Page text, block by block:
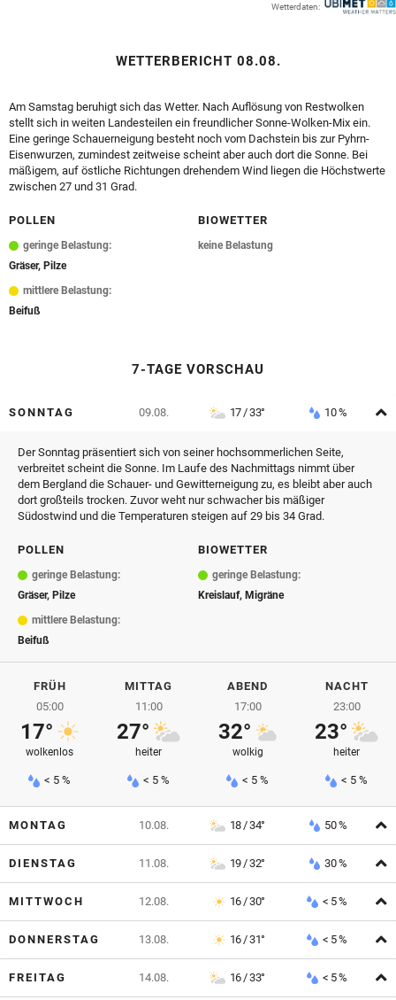
Wetterdaten:
WETTERBERICHT 08.08.
Am Samstag beruhigt sich das Wetter. Nach Auflösung von Restwolken
stellt sich in weiten Landesteilen ein freundlicher Sonne-Wolken-Mix ein.
Eine geringe Schauerneigung besteht noch vom Dachstein bis zur Pyhrn-
Eisenwurzen, zumindest zeitweise scheint aber auch dort die Sonne. Bei
mäßigem, auf östliche Richtungen drehendem Wind liegen die Höchstwerte
zwischen 27 und 31 Grad.
POLLEN
geringe Belastung:
Gräser, Pilze
mittlere Belastung:
Beifuß
BIOWETTER
keine Belastung
7-TAGE VORSCHAU
SONNTAG 09.08. 17 / 33° 10 %
Der Sonntag präsentiert sich von seiner hochsommerlichen Seite,
verbreitet scheint die Sonne. Im Laufe des Nachmittags nimmt über
dem Bergland die Schauer- und Gewitterneigung zu, es bleibt aber auch
dort großteils trocken. Zuvor weht nur schwacher bis mäßiger
Südostwind und die Temperaturen steigen auf 29 bis 34 Grad.
POLLEN
geringe Belastung:
Gräser, Pilze
mittlere Belastung:
Beifuß
BIOWETTER
geringe Belastung:
Kreislauf, Migräne
FRÜH
05:00
17°
wolkenlos
< 5 %
MITTAG
11:00
27°
heiter
< 5 %
ABEND
17:00
32°
wolkig
< 5 %
NACHT
23:00
23°
heiter
< 5 %
MONTAG 10.08. 18 / 34° 50 %
DIENSTAG 11.08. 19 / 32° 30 %
MITTWOCH 12.08. 16 / 30° < 5 %
DONNERSTAG 13.08. 16 / 31° < 5 %
FREITAG 14.08. 16 / 33° < 5 %